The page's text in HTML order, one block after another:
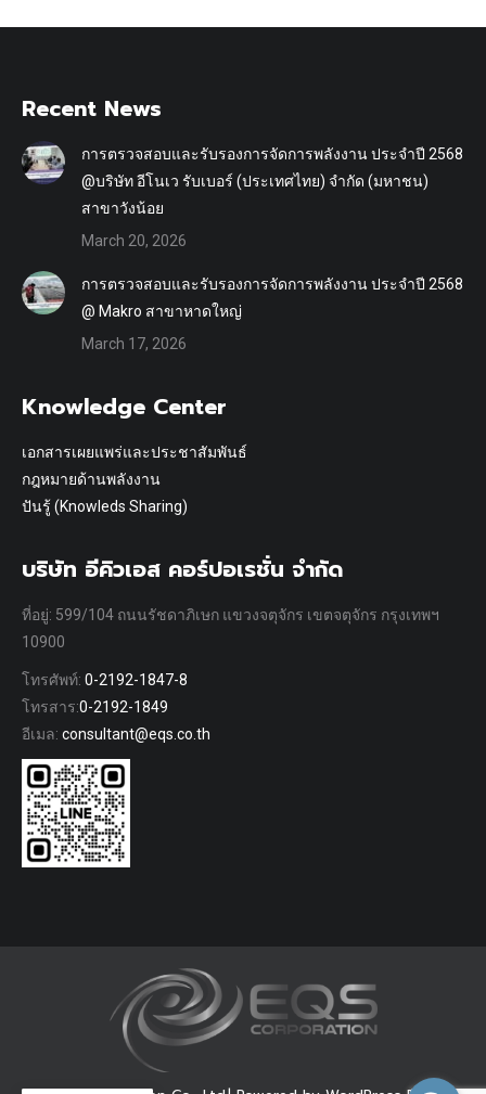
Recent News
การตรวจสอบและรับรองการจัดการพลังงาน ประจำปี 2568
@บริษัท อีโนเว รับเบอร์ (ประเทศไทย) จำกัด (มหาชน)
สาขาวังน้อย
March 20, 2026
การตรวจสอบและรับรองการจัดการพลังงาน ประจำปี 2568
@ Makro สาขาหาดใหญ่
March 17, 2026
Knowledge Center
เอกสารเผยแพร่และประชาสัมพันธ์
กฎหมายด้านพลังงาน
ปันรู้ (Knowleds Sharing)
บริษัท อีคิวเอส คอร์ปอเรชั่น จำกัด
ที่อยู่: 599/104 ถนนรัชดาภิเษก แขวงจตุจักร เขตจตุจักร กรุงเทพฯ
10900
โทรศัพท์: 0-2192-1847-8
โทรสาร:0-2192-1849
อีเมล: consultant@eqs.co.th